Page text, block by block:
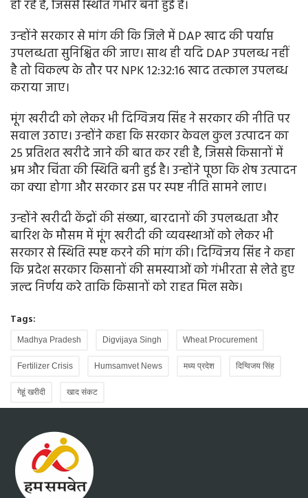
हो रहे हैं, जिससे स्थिति गंभीर बनी हुई है।
उन्होंने सरकार से मांग की कि जिले में DAP खाद की पर्याप्त
उपलब्धता सुनिश्चित की जाए। साथ ही यदि DAP उपलब्ध नहीं
है तो विकल्प के तौर पर NPK 12:32:16 खाद तत्काल उपलब्ध
कराया जाए।
मूंग खरीदी को लेकर भी दिग्विजय सिंह ने सरकार की नीति पर
सवाल उठाए। उन्होंने कहा कि सरकार केवल कुल उत्पादन का
25 प्रतिशत खरीदे जाने की बात कर रही है, जिससे किसानों में
भ्रम और चिंता की स्थिति बनी हुई है। उन्होंने पूछा कि शेष उत्पादन
का क्या होगा और सरकार इस पर स्पष्ट नीति सामने लाए।
उन्होंने खरीदी केंद्रों की संख्या, बारदानों की उपलब्धता और
बारिश के मौसम में मूंग खरीदी की व्यवस्थाओं को लेकर भी
सरकार से स्थिति स्पष्ट करने की मांग की। दिग्विजय सिंह ने कहा
कि प्रदेश सरकार किसानों की समस्याओं को गंभीरता से लेते हुए
जल्द निर्णय करे ताकि किसानों को राहत मिल सके।
Tags:
Madhya Pradesh Digvijaya Singh Wheat Procurement
Fertilizer Crisis Humsamvet News मध्य प्रदेश दिग्विजय सिंह
गेहूं खरीदी खाद संकट